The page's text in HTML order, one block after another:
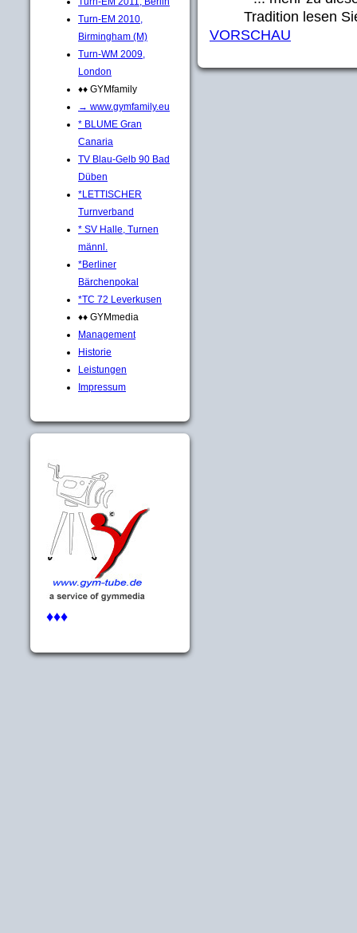
Turn-EM 2010,
Birmingham (M)
Turn-WM 2009,
London
♦♦ GYMfamily
→ www.gymfamily.eu
* BLUME Gran
Canaria
TV Blau-Gelb 90 Bad
Düben
*LETTISCHER
Turnverband
* SV Halle, Turnen
männl.
*Berliner
Bärchenpokal
*TC 72 Leverkusen
♦♦ GYMmedia
Management
Historie
Leistungen
Impressum
♦♦♦
Tradition lesen
VORSCHAU